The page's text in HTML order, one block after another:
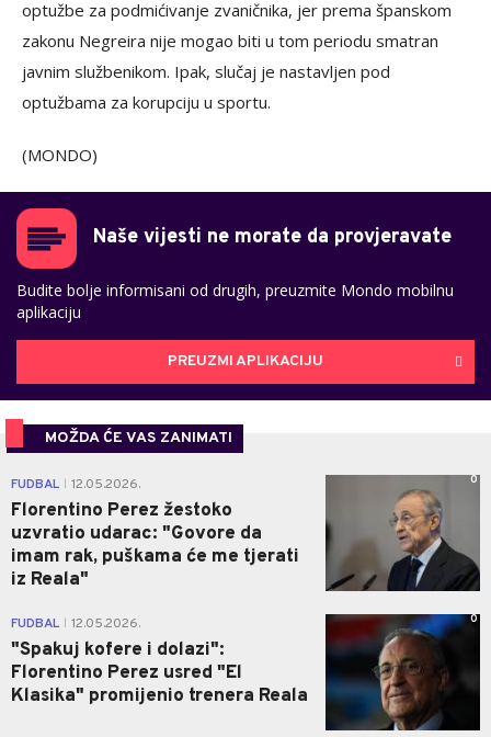
optužbe za podmićivanje zvaničnika, jer prema španskom
zakonu Negreira nije mogao biti u tom periodu smatran
javnim službenikom. Ipak, slučaj je nastavljen pod
optužbama za korupciju u sportu.
(MONDO)
Naše vijesti ne morate da provjeravate
Budite bolje informisani od drugih, preuzmite Mondo mobilnu
aplikaciju
PREUZMI APLIKACIJU
MOŽDA ĆE VAS ZANIMATI
FUDBAL 12.05.2026.
Florentino Perez žestoko
uzvratio udarac: "Govore da
imam rak, puškama će me tjerati
iz Reala"
0
FUDBAL 12.05.2026.
"Spakuj kofere i dolazi":
Florentino Perez usred "El
Klasika" promijenio trenera Reala
0